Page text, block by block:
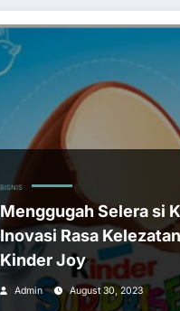
BISNIS
Menggugah Selera si
Inovasi Rasa
Kinder Joy
Admin August 30, 2023